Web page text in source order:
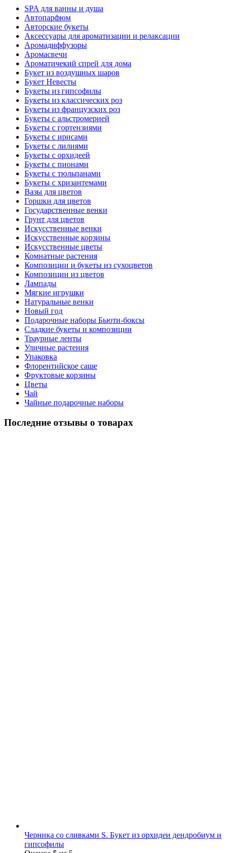
SPA для ванны и душа
Автопарфюм
Авторские букеты
Аксессуары для ароматизации и релаксации
Аромадиффузоры
Аромасвечи
Ароматичекий спрей для дома
Букет из воздушных шаров
Букет Невесты
Букеты из гипсофилы
Букеты из классических роз
Букеты из французских роз
Букеты с альстромерией
Букеты с гортензиями
Букеты с ирисами
Букеты с лилиями
Букеты с орхидеей
Букеты с пионами
Букеты с тюльпанами
Букеты с хризантемами
Вазы для цветов
Горшки для цветов
Государственные венки
Грунт для цветов
Искусственные венки
Искусственные корзины
Искусственные цветы
Комнатные растения
Композиции и букеты из сухоцветов
Композиции из цветов
Лампады
Мягкие игрушки
Натуральные венки
Новый год
Подарочные наборы Бьюти-боксы
Сладкие букеты и композиции
Траурные ленты
Уличные растения
Упаковка
Флорентийское саше
Фруктовые корзины
Цветы
Чай
Чайные подарочные наборы
Последние отзывы о товарах
Черника со сливками S. Букет из орхидеи дендробиум и
гипсофилы